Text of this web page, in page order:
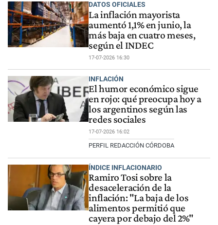
DATOS OFICIALES
La inflación mayorista
aumentó 1,1% en junio, la
más baja en cuatro meses,
según el INDEC
17-07-2026 16:30
INFLACIÓN
El humor económico sigue
en rojo: qué preocupa hoy a
los argentinos según las
redes sociales
17-07-2026 16:02
PERFIL REDACCIÓN CÓRDOBA
ÍNDICE INFLACIONARIO
Ramiro Tosi sobre la
desaceleración de la
inflación: "La baja de los
alimentos permitió que
cayera por debajo del 2%"